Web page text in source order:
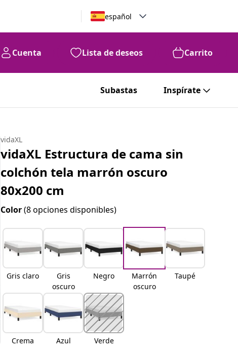
español
Cuenta Lista de deseos Carrito
Subastas Inspírate
vidaXL
vidaXL Estructura de cama sin
colchón tela marrón oscuro
80x200 cm
Color(8 opciones disponibles)
Gris claro
Gris
oscuro
Negro
Marrón
oscuro
Taupé
Crema Azul Verde